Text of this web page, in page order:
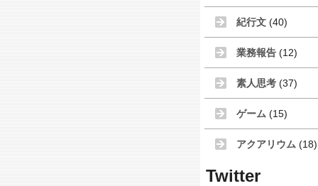
紀行文 (40)
業務報告 (12)
素人思考 (37)
ゲーム (15)
アクアリウム (18)
Twitter